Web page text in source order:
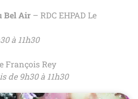
Bel Air – RDC EHPAD Le
à 11h30
François Rey
de 9h30 à 11h30